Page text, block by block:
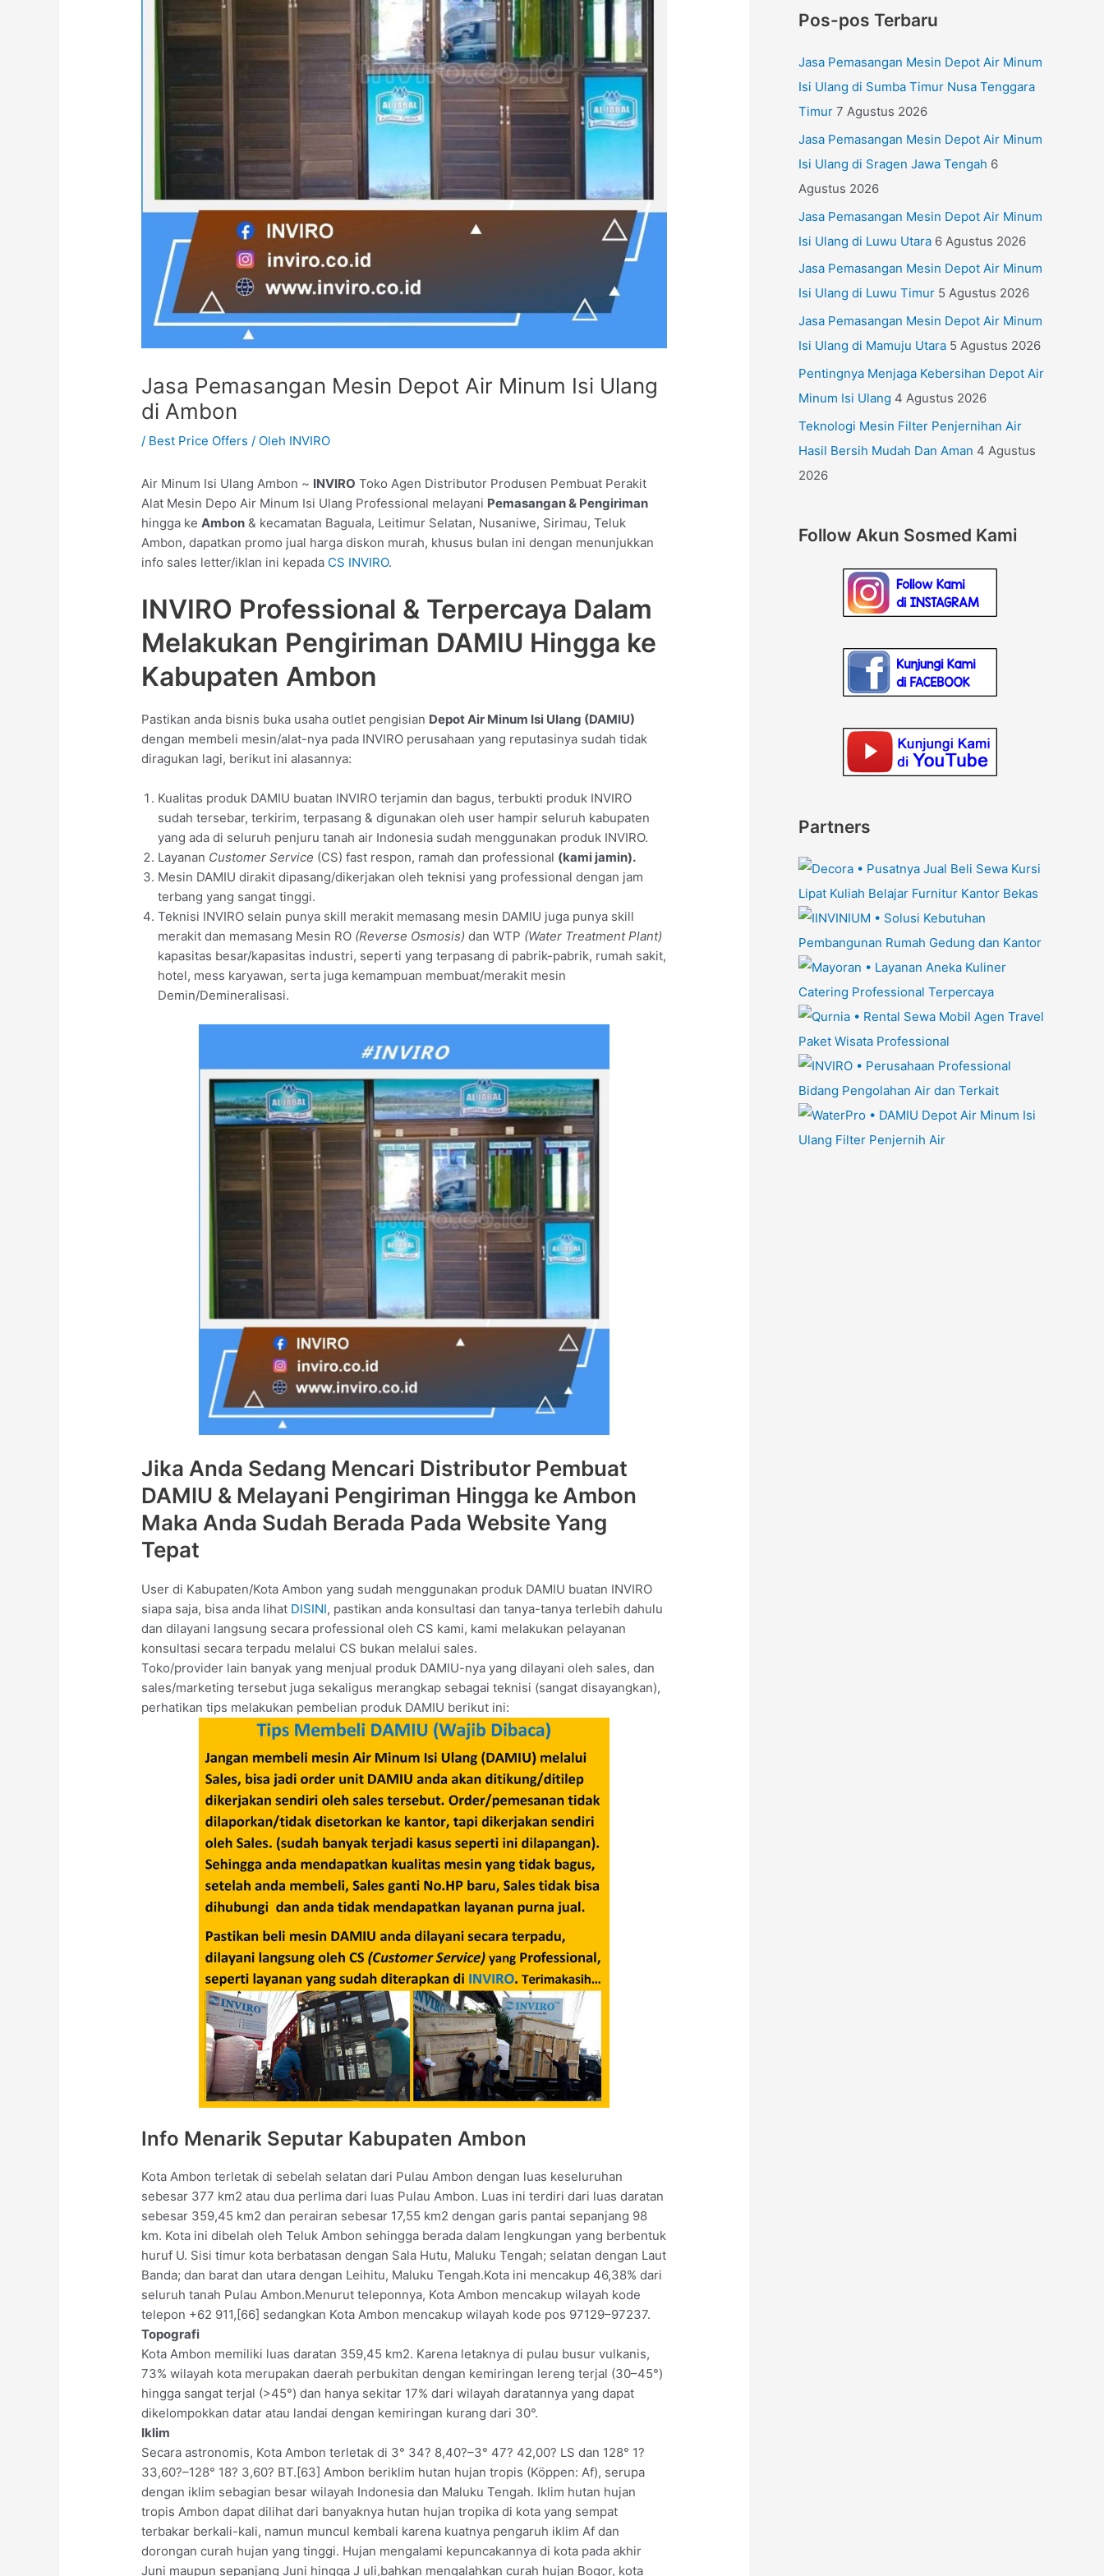
Jasa Pemasangan Mesin Depot Air Minum Isi Ulang
di Ambon
/ Best Price Offers / Oleh INVIRO
Air Minum Isi Ulang Ambon ~ INVIRO Toko Agen Distributor Produsen Pembuat Perakit
Alat Mesin Depo Air Minum Isi Ulang Professional melayani Pemasangan & Pengiriman
hingga keAmbon & kecamatan Baguala, Leitimur Selatan, Nusaniwe, Sirimau, Teluk
Ambon, dapatkan promo jual harga diskon murah, khusus bulan ini dengan menunjukkan
info sales letter/iklan ini kepada CS INVIRO.
INVIRO Professional & Terpercaya Dalam
Melakukan Pengiriman DAMIU Hingga ke
Kabupaten Ambon
Pastikan anda bisnis buka usaha outlet pengisian Depot Air Minum Isi Ulang (DAMIU)
dengan membeli mesin/alat-nya pada INVIRO perusahaan yang reputasinya sudah tidak
diragukan lagi, berikut ini alasannya:
Kualitas produk DAMIU buatan INVIRO terjamin dan bagus, terbukti produk INVIRO
sudah tersebar, terkirim, terpasang & digunakan oleh user hampir seluruh kabupaten
yang ada di seluruh penjuru tanah air Indonesia sudah menggunakan produk INVIRO.
Layanan Customer Service (CS) fast respon, ramah dan professional (kami jamin).
Mesin DAMIU dirakit dipasang/dikerjakan oleh teknisi yang professional dengan jam
terbang yang sangat tinggi.
Teknisi INVIRO selain punya skill merakit memasang mesin DAMIU juga punya skill
merakit dan memasang Mesin RO (Reverse Osmosis) dan WTP (Water Treatment Plant)
kapasitas besar/kapasitas industri, seperti yang terpasang di pabrik-pabrik, rumah sakit,
hotel, mess karyawan, serta juga kemampuan membuat/merakit mesin
Demin/Demineralisasi.
Jika Anda Sedang Mencari Distributor Pembuat
DAMIU & Melayani Pengiriman Hingga ke Ambon
Maka Anda Sudah Berada Pada Website Yang
Tepat
User di Kabupaten/Kota Ambon yang sudah menggunakan produk DAMIU buatan INVIRO
siapa saja, bisa anda lihat DISINI, pastikan anda konsultasi dan tanya-tanya terlebih dahulu
dan dilayani langsung secara professional oleh CS kami, kami melakukan pelayanan
konsultasi secara terpadu melalui CS bukan melalui sales.
Toko/provider lain banyak yang menjual produk DAMIU-nya yang dilayani oleh sales, dan
sales/marketing tersebut juga sekaligus merangkap sebagai teknisi (sangat disayangkan),
perhatikan tips melakukan pembelian produk DAMIU berikut ini:
Info Menarik Seputar Kabupaten Ambon
Kota Ambon terletak di sebelah selatan dari Pulau Ambon dengan luas keseluruhan
sebesar 377 km2 atau dua perlima dari luas Pulau Ambon. Luas ini terdiri dari luas daratan
sebesar 359,45 km2 dan perairan sebesar 17,55 km2 dengan garis pantai sepanjang 98
km. Kota ini dibelah oleh Teluk Ambon sehingga berada dalam lengkungan yang berbentuk
huruf U. Sisi timur kota berbatasan dengan Sala Hutu, Maluku Tengah; selatan dengan Laut
Banda; dan barat dan utara dengan Leihitu, Maluku Tengah.Kota ini mencakup 46,38% dari
seluruh tanah Pulau Ambon.Menurut teleponnya, Kota Ambon mencakup wilayah kode
telepon +62 911,[66] sedangkan Kota Ambon mencakup wilayah kode pos 97129–97237.
Topografi
Kota Ambon memiliki luas daratan 359,45 km2. Karena letaknya di pulau busur vulkanis,
73% wilayah kota merupakan daerah perbukitan dengan kemiringan lereng terjal (30–45°)
hingga sangat terjal (>45°) dan hanya sekitar 17% dari wilayah daratannya yang dapat
dikelompokkan datar atau landai dengan kemiringan kurang dari 30°.
Iklim
Secara astronomis, Kota Ambon terletak di 3° 34? 8,40?–3° 47? 42,00? LS dan 128° 1?
33,60?–128° 18? 3,60? BT.[63] Ambon beriklim hutan hujan tropis (Köppen: Af), serupa
dengan iklim sebagian besar wilayah Indonesia dan Maluku Tengah. Iklim hutan hujan
tropis Ambon dapat dilihat dari banyaknya hutan hujan tropika di kota yang sempat
terbakar berkali-kali, namun muncul kembali karena kuatnya pengaruh iklim Af dan
dorongan curah hujan yang tinggi. Hujan mengalami kepuncakannya di kota pada akhir
Juni maupun sepanjang Juni hingga J uli,bahkan mengalahkan curah hujan Bogor, kota
Pos-pos Terbaru
Jasa Pemasangan Mesin Depot Air Minum
Isi Ulang di Sumba Timur Nusa Tenggara
Timur 7 Agustus 2026
Jasa Pemasangan Mesin Depot Air Minum
Isi Ulang di Sragen Jawa Tengah 6
Agustus 2026
Jasa Pemasangan Mesin Depot Air Minum
Isi Ulang di Luwu Utara 6 Agustus 2026
Jasa Pemasangan Mesin Depot Air Minum
Isi Ulang di Luwu Timur 5 Agustus 2026
Jasa Pemasangan Mesin Depot Air Minum
Isi Ulang di Mamuju Utara 5 Agustus 2026
Pentingnya Menjaga Kebersihan Depot Air
Minum Isi Ulang 4 Agustus 2026
Teknologi Mesin Filter Penjernihan Air
Hasil Bersih Mudah Dan Aman 4 Agustus
2026
Follow Akun Sosmed Kami
Partners